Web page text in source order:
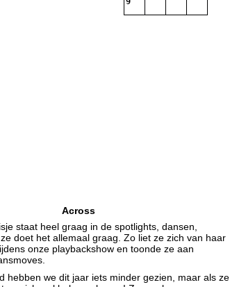
Across
staat heel graag in de spotlights, dansen,
doet het allemaal graag. Zo liet ze zich van haar
onze playbackshow en toonde ze aan
hebben we dit jaar iets minder gezien, maar als ze